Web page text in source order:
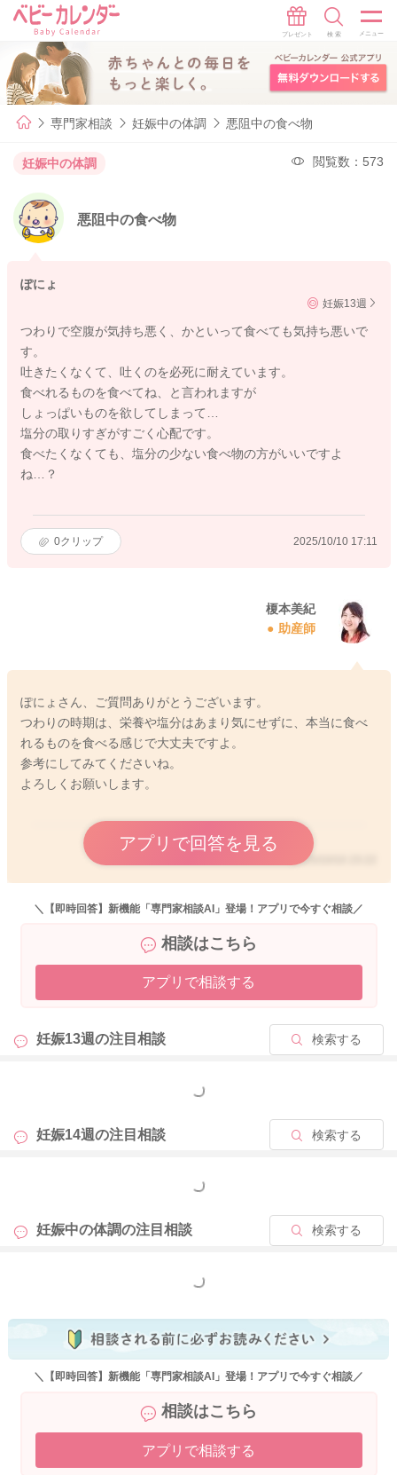
専門家相談 妊娠中の体調 悪阻中の食べ物
妊娠中の体調 閲覧数：573
悪阻中の食べ物
ぽにょ
妊娠13週
つわりで空腹が気持ち悪く、かといって食べても気持ち悪いで
す。
吐きたくなくて、吐くのを必死に耐えています。
食べれるものを食べてね、と言われますが
しょっぱいものを欲してしまって…
塩分の取りすぎがすごく心配です。
食べたくなくても、塩分の少ない食べ物の方がいいですよ
ね…？
0クリップ 2025/10/10 17:11
榎本美紀
助産師
ぽにょさん、ご質問ありがとうございます。
つわりの時期は、栄養や塩分はあまり気にせずに、本当に食べ
れるものを食べる感じで大丈夫ですよ。
参考にしてみてくださいね。
よろしくお願いします。
アプリで回答を見る
2025/10/10 23:22
＼【即時回答】新機能「専門家相談AI」登場！アプリで今すぐ相談／
相談はこちら
アプリで相談する
妊娠13週の注目相談 検索する
もっと見る
妊娠14週の注目相談 検索する
もっと見る
妊娠中の体調の注目相談 検索する
もっと見る
＼【即時回答】新機能「専門家相談AI」登場！アプリで今すぐ相談／
相談はこちら
アプリで相談する